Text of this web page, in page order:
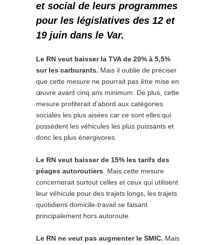
et social de leurs programmes
pour les législatives des 12 et
19 juin dans le Var.
Le RN veut baisser la TVA de 20% à 5,5%
sur les carburants. Mais il oublie de préciser
que cette mesure ne pourrait pas être mise en
œuvre avant cinq ans minimum. De plus, cette
mesure profiterait d’abord aux catégories
sociales les plus aisées car ce sont elles qui
possèdent les véhicules les plus puissants et
donc les plus énergivores.
Le RN veut baisser de 15% les tarifs des
péages autoroutiers. Mais cette mesure
concernerait surtout celles et ceux qui utilisent
leur véhicule pour des trajets longs, les trajets
quotidiens domicile-travail se faisant
principalement hors autoroute.
Le RN ne veut pas augmenter le SMIC. Mais